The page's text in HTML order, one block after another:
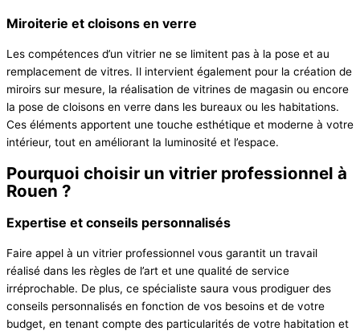
Miroiterie et cloisons en verre
Les compétences d’un vitrier ne se limitent pas à la pose et au
remplacement de vitres. Il intervient également pour la création de
miroirs sur mesure, la réalisation de vitrines de magasin ou encore
la pose de cloisons en verre dans les bureaux ou les habitations.
Ces éléments apportent une touche esthétique et moderne à votre
intérieur, tout en améliorant la luminosité et l’espace.
Pourquoi choisir un vitrier professionnel à
Rouen ?
Expertise et conseils personnalisés
Faire appel à un vitrier professionnel vous garantit un travail
réalisé dans les règles de l’art et une qualité de service
irréprochable. De plus, ce spécialiste saura vous prodiguer des
conseils personnalisés en fonction de vos besoins et de votre
budget, en tenant compte des particularités de votre habitation et